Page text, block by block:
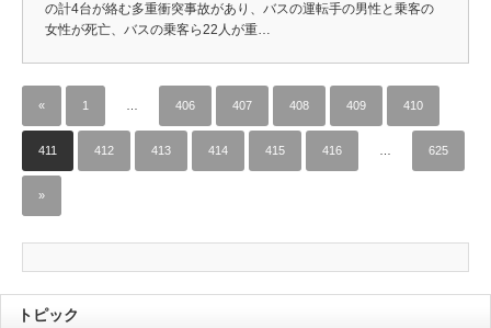
の計4台が絡む多重衝突事故があり、バスの運転手の男性と乗客の
女性が死亡、バスの乗客ら22人が重…
« 1 406 407 408 409 410
411 412 413 414 415 416 625
»
トピック